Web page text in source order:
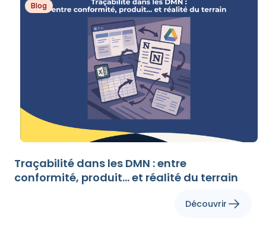
Blog
Traçabilité dans les DMN : entre
conformité, produit… et réalité du terrain
Découvrir